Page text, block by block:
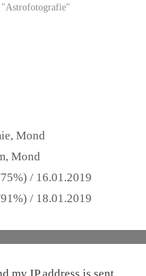
,Mond
,Mond
/ 16.01.2019
/ 18.01.2019